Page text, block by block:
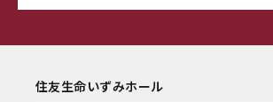
住友生命いずみホール